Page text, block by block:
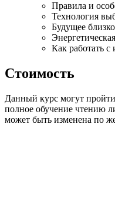
Правила и
Технология
Будущее
Как работать
Стоимость
Данный курс могут
полное обучение чтению
может быть изменена по